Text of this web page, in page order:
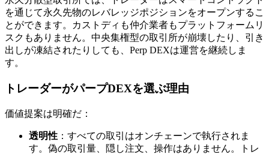
を通じて永久先物のレバレッジポジションをオープンするこ
とができます。カストディも仲介業者もプラットフォームリ
スクもありません。中央集権型の取引所が崩壊したり、引き
出しが凍結されたりしても、Perp DEXは運営を継続しま
す。
トレーダーがパープDEXを選ぶ理由
価値提案は明確だ：
透明性 ：すべての取引はオンチェーンで執行されま
す。偽の取引量、隠し注文、操作はありません。トレ